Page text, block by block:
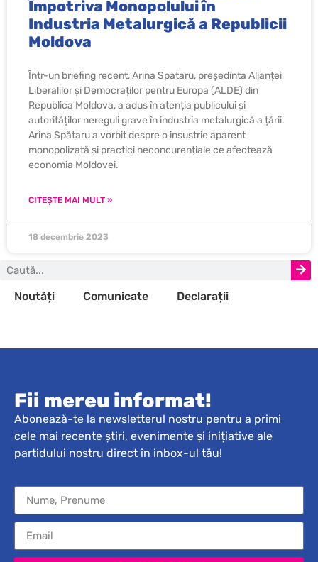
Împotriva Monopolului în
Industria Metalurgică a Republicii
Moldova
Într-un briefing recent, Arina Spataru, președinta Alianței
Liberalilor și Democraților pentru Europa (ALDE) din
Republica Moldova, a adus în atenția publicului și
autorităților nereguli grave în industria metalurgică a țării.
Arina Spătaru a vorbit despre o insustrie aparent
monopolizată și practici neconcurențiale ce afectează
economia Moldovei.
CITEȘTE MAI MULT »
18 decembrie 2023
Noutăți Comunicate Declarații
Fii mereu informat!
Abonează-te la newsletterul nostru pentru a primi
cele mai recente știri, evenimente și inițiative ale
partidului nostru direct în inbox-ul tău!